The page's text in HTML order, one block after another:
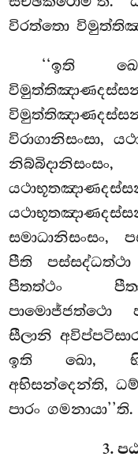
විරත්තො
‘‘ඉති
විරාගානිසංසා,
සමාධානිසංසං,
පීති පස්සද්ධත්ථා
පීතත්ථං
පාමොජ්ජත්ථො
සීලානි
ඉති ඛො,
අභිසන්දෙන්ති,
පාරං
3.